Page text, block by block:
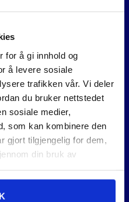
for å gi innhold og
å levere sosiale
trafikken vår. Vi deler
du bruker nettstedet
sosiale medier,
som kan kombinere den
gjort tilgjengelig for dem,
din bruk av
FLINT FOR MECOTENNER
A 4STK
59 ,-